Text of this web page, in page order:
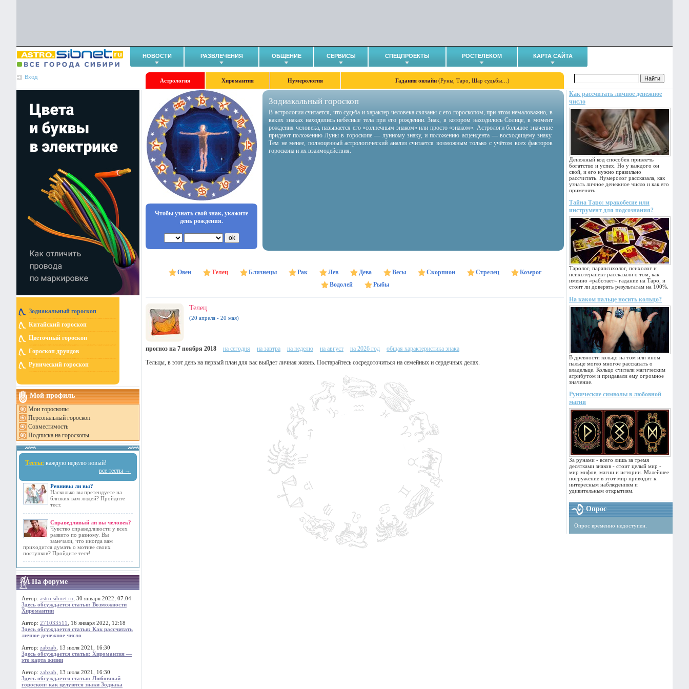
НОВОСТИ РАЗВЛЕЧЕНИЯ ОБЩЕНИЕ СЕРВИСЫ СПЕЦПРОЕКТЫ РОСТЕЛЕКОМ КАРТА САЙТА
Вход
Астрология Хиромантия Нумерология Гадания онлайн (Руны, Таро, Шар судьбы…)
Зодиакальный гороскоп
Китайский гороскоп
Цветочный гороскоп
Гороскоп друидов
Рунический гороскоп
Мой профиль
Мои гороскопы
Персональный гороскоп
Совместимость
Подписка на гороскопы
Тесты: каждую неделю новый!
все тесты →
Ревнивы ли вы?
Насколько вы претендуете на
близких вам людей? Пройдите
тест.
Справедливый ли вы человек?
Чувство справедливости у всех
развито по разному. Вы
замечали, что иногда вам
приходится думать о мотиве своих
поступков? Пройдите тест!
На форуме
Автор: astro.sibnet.ru , 30 января 2022, 07:04
Здесь обсуждается статья: Возможности
Хиромантии
Автор: 271033511
, 16 января 2022, 12:18
Здесь обсуждается статья: Как рассчитать
личное денежное число
Автор: zabzab , 13 июля 2021, 16:30
Здесь обсуждается статья: Хиромантия —
это карта жизни
Автор: zabzab , 13 июля 2021, 16:30
Здесь обсуждается статья: Любовный
гороскоп: как целуются знаки Зодиака
Как рассчитать личное денежное
число
Денежный код способен привлечь
богатство и успех. Но у каждого он
свой, и его нужно правильно
рассчитать. Нумеролог рассказала, как
узнать личное денежное число и как его
применять.
Тайна Таро: мракобесие или
инструмент для подсознания?
Таролог, парапсихолог, психолог и
психотерапевт рассказали о том, как
именно «работает» гадание на Таро, и
стоит ли доверять результатам на 100%.
На каком пальце носить кольцо?
В древности кольцо на том или ином
пальце могло многое рассказать о
владельце. Кольцо считали магическим
атрибутом и придавали ему огромное
значение.
Рунические символы в любовной
магии
За рунами - всего лишь за тремя
десятками знаков - стоит целый мир -
мир мифов, магии и истории. Малейшее
погружение в этот мир приводит к
интересным наблюдениям и
удивительным открытиям.
Опрос
Опрос временно недоступен.
Чтобы узнать свой знак, укажите
день рождения.
Зодиакальный гороскоп
В астрологии считается, что судьба и характер человека связаны с его гороскопом, при этом немаловажно, в
каких знаках находились небесные тела при его рождении. Знак, в котором находилось Солнце, в момент
рождения человека, называется его «солнечным знаком» или просто «знаком». Астрологи большое значение
придают положению Луны в гороскопе — лунному знаку, и положению асцендента — восходящему знаку.
Тем не менее, полноценный астрологический анализ считается возможным только с учётом всех факторов
гороскопа и их взаимодействия.
Овен Телец Близнецы Рак Лев Дева Весы Скорпион Стрелец
Козерог
Водолей
Рыбы
Телец
(20 апреля - 20 мая)
прогноз на 7 ноября 2018 на сегодня на завтра на неделю на август на 2026 год
общая характеристика знака
Тельцы, в этот день на первый план для вас выйдет личная жизнь. Постарайтесь сосредоточиться на семейных и сердечных делах.